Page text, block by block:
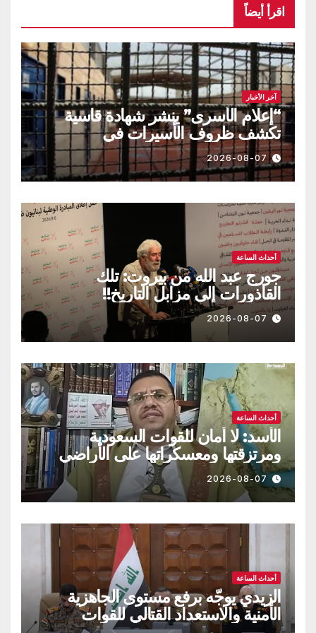
اقرأ أيضاً
آخر الأخبار
“إعلام الأسرى” ينشر شهادة قاسية
تكشف ظروف الأسيرات في
“الدامون”
2026-08-07
أحداث الساعة
جورج عبد الله من بيروت: تلك
القاذورات إلى مزابل التاريخ!!
2026-08-07
أحداث الساعة
الأسد: لا أمان للقوات السعودية
ومرتزقتها ومعسكراتها على الأراضي
اليمنية
2026-08-07
أحداث الساعة
الزيدي يوجّه برفع مستوى الجاهزية
الأمنية والاستعداد القتالي للقوات